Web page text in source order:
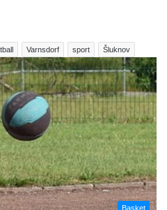
Varnsdorf sport Šluknov
Basket